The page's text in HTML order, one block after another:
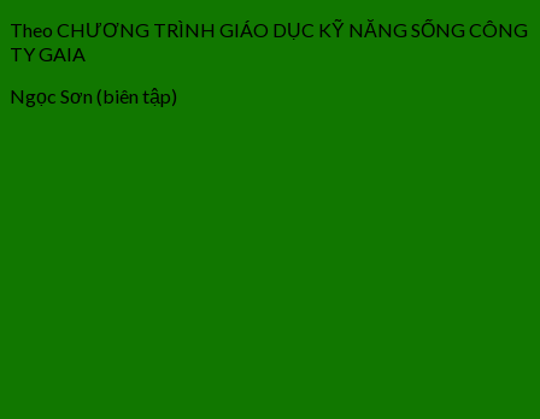
Theo CHƯƠNG TRÌNH GIÁO DỤC KỸ NĂNG SỐNG CÔNG
TY GAIA
Ngọc Sơn (biên tập)